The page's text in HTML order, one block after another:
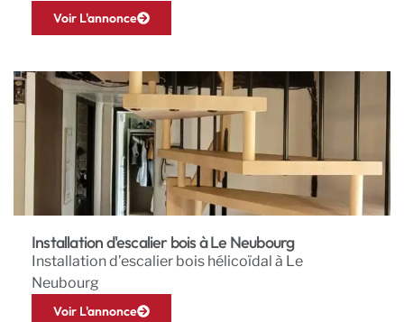
Voir L'annonce
Installation d'escalier bois à Le Neubourg
Installation d’escalier bois hélicoïdal à Le
Neubourg
Voir L'annonce